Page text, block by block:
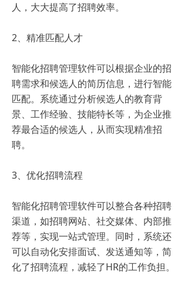
人，大大提高了招聘效率。
2、精准匹配人才
智能化招聘管理软件可以根据企业的招
聘需求和候选人的简历信息，进行智能
匹配。系统通过分析候选人的教育背
景、工作经验、技能特长等，为企业推
荐最合适的候选人，从而实现精准招
聘。
3、优化招聘流程
智能化招聘管理软件可以整合各种招聘
渠道，如招聘网站、社交媒体、内部推
荐等，实现一站式管理。同时，系统还
可以自动化安排面试、发送通知等，简
化了招聘流程，减轻了HR的工作负担。